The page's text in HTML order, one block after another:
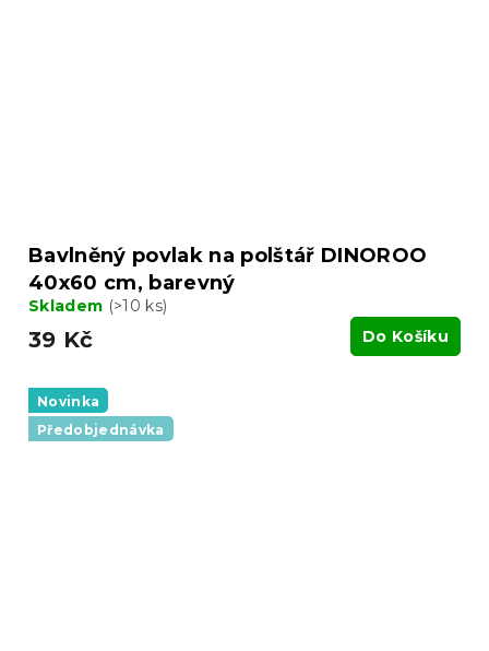
Bavlněný povlak na polštář DINOROO
40x60 cm, barevný
Skladem (>10 ks)
39 Kč Do Košíku
Novinka
Předobjednávka